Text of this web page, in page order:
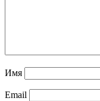
Имя
Email